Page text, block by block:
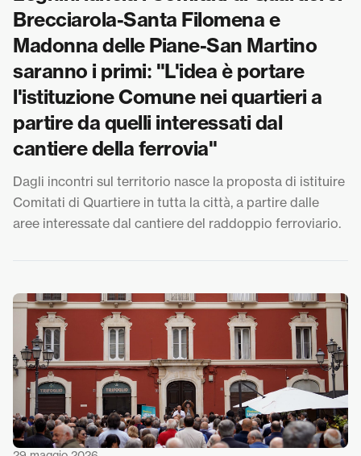
Brecciarola-Santa Filomena e
Madonna delle Piane-San Martino
saranno i primi: "L'idea è portare
l'istituzione Comune nei quartieri a
partire da quelli interessati dal
cantiere della ferrovia"
Dagli incontri sul territorio nasce la proposta di istituire
Comitati di Quartiere in tutta la città, a partire dalle
aree interessate dal cantiere del raddoppio ferroviario.